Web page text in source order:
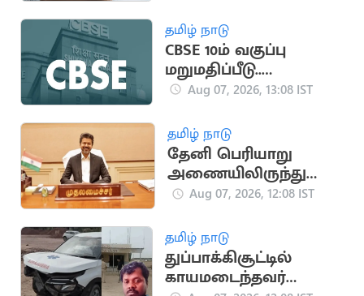
தமிழ் நாடு
CBSE 10ம் வகுப்பு
மறுமதிப்பீடு..
விடைத்தாள் நகல்
வாய்ப்பு
Aug 07, 2026, 13:08 IST
தமிழ் நாடு
தேனி பெரியாறு
அணையிலிருந்து
தண்ணீர் திறக்க
ஆணை
Aug 07, 2026, 12:08 IST
தமிழ் நாடு
துப்பாக்கிசூட்டில்
காயமடைந்தவர்